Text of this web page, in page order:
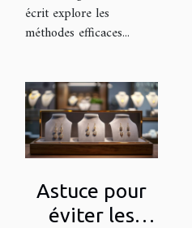
écrit explore les
méthodes efficaces...
Astuce pour
éviter les